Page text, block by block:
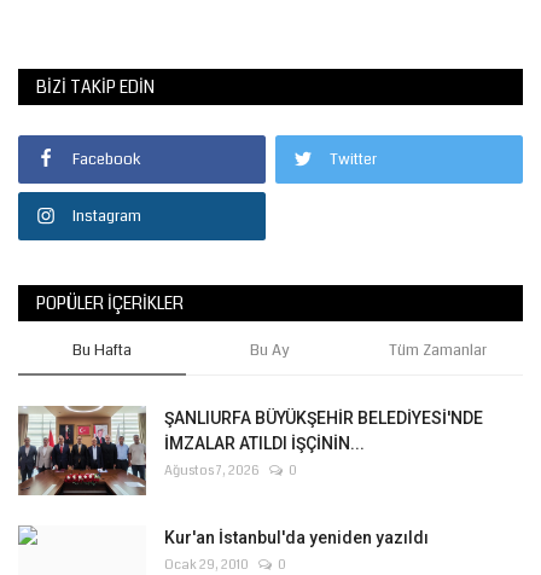
BIZI TAKIP EDIN
Facebook Twitter
Instagram
POPÜLER İÇERIKLER
Bu Hafta Bu Ay Tüm Zamanlar
ŞANLIURFA BÜYÜKŞEHİR BELEDİYESİ'NDE
İMZALAR ATILDI İŞÇİNİN...
Ağustos 7, 2026 0
Kur'an İstanbul'da yeniden yazıldı
Ocak 29, 2010 0